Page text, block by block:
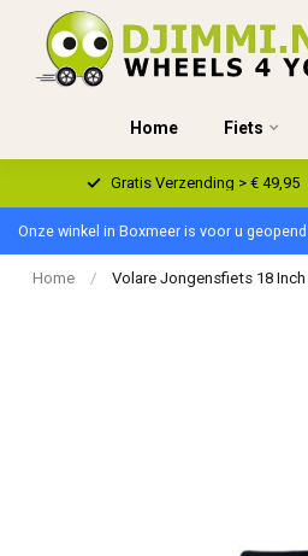
Home Fiets
Gratis Verzending > € 49,95
Onze winkel in Boxmeer is voor u
Home / Volare Jongensfiets 18 Inch